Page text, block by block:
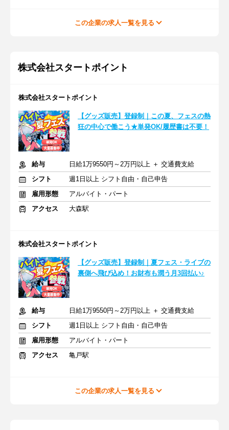
この企業の求人一覧を見る
株式会社スタートポイント
株式会社スタートポイント
【グッズ販売】登録制｜この夏、フェスの熱
狂の中心で働こう★単発OK/履歴書は不要！
給与
日給1万9550円～2万円以上 ＋ 交通費支給
シフト
週1日以上 シフト自由・自己申告
雇用形態
アルバイト・パート
アクセス
大森駅
株式会社スタートポイント
【グッズ販売】登録制｜夏フェス・ライブの
裏側へ飛び込め！お財布も潤う月3回払い♪
給与
日給1万9550円～2万円以上 ＋ 交通費支給
シフト
週1日以上 シフト自由・自己申告
雇用形態
アルバイト・パート
アクセス
亀戸駅
この企業の求人一覧を見る